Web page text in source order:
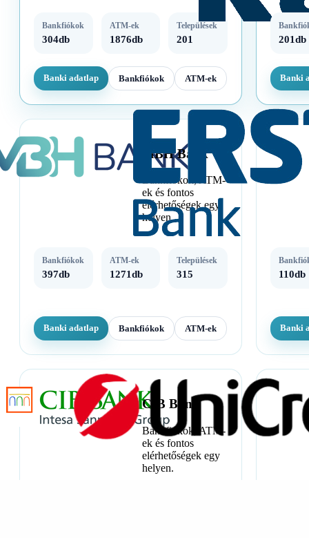
Bankfiókok
304db
ATM-ek
1876db
Települések
201
Banki adatlap Bankfiókok ATM-ek
201db
Banki
MBH Bank
Bankfiókok, ATM-
ek és fontos
elérhetőségek egy
helyen.
Bankfiókok
397db
ATM-ek
1271db
Települések
315
Banki adatlap Bankfiókok ATM-ek
110db
Banki
CIB Bank
Bankfiókok, ATM-
ek és fontos
elérhetőségek egy
helyen.